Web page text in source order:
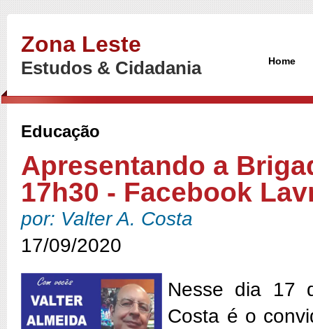
Zona Leste
Estudos & Cidadania Home
Educação
Apresentando a
17h30 - Facebook
por: Valter A. Costa
17/09/2020
Nesse dia 17
Costa é o